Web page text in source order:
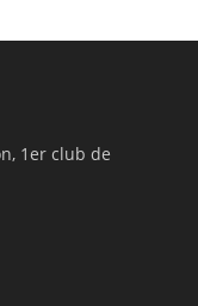
1er club de